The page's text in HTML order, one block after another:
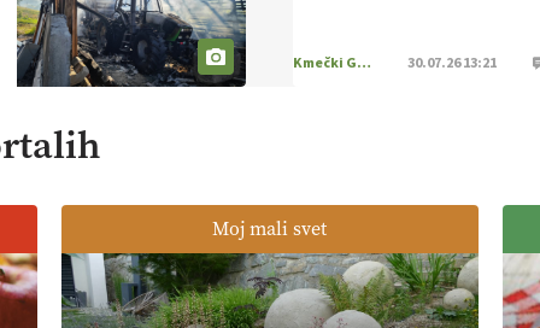
Kmečki Glas 30.07.26 13:21
Moj mali svet